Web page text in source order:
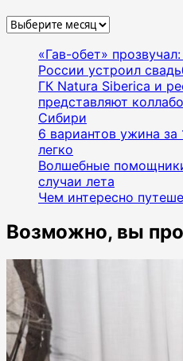
Архивы
«Гав-обет»
России устроил
ГК Natura Siberica и
представляют
Сибири
6 вариантов ужина
легко
Волшебные
случаи лета
Чем интересно
Возможно, вы